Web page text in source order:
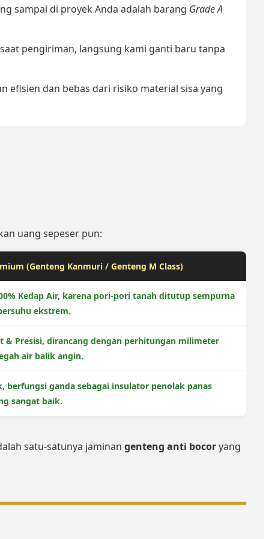
sampai di proyek Anda adalah barang Grade A
pengiriman, langsung kami ganti baru tanpa
efisien dan bebas dari risiko material sisa yang
uang sepeser pun:
(Genteng Kanmuri / Genteng M Class)
Kedap Air, karena pori-pori tanah ditutup sempurna
ekstrem.
& Presisi, dirancang dengan perhitungan milimeter
air balik angin.
berfungsi ganda sebagai insulator penolak panas
sangat baik.
satu-satunya jaminan genteng anti bocoryang